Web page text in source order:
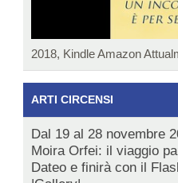
2018, Kindle Amazon
ARTI CIRCENSI
Dal 19 al 28 novembre
Moira Orfei: il viaggio
Dateo e finirà con il